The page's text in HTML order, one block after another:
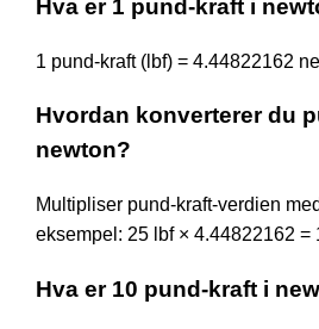
Hva er 1 pund-kraft i
1 pund-kraft (lbf) = 4.44822162
Hvordan konverterer du
newton?
Multipliser pund-kraft-verdien
eksempel: 25 lbf × 4.44822162 =
Hva er 10 pund-kraft i